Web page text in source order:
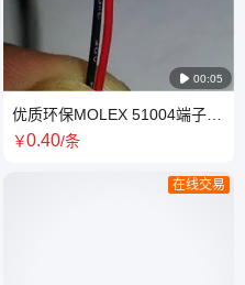
 00:05
优质环保MOLEX 51004端子线
2.0间距单头插头 电子元器件
￥0.40/条
在线交易